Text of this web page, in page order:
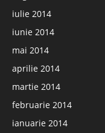
iulie 2014
iunie 2014
mai 2014
aprilie 2014
martie 2014
februarie 2014
ianuarie 2014